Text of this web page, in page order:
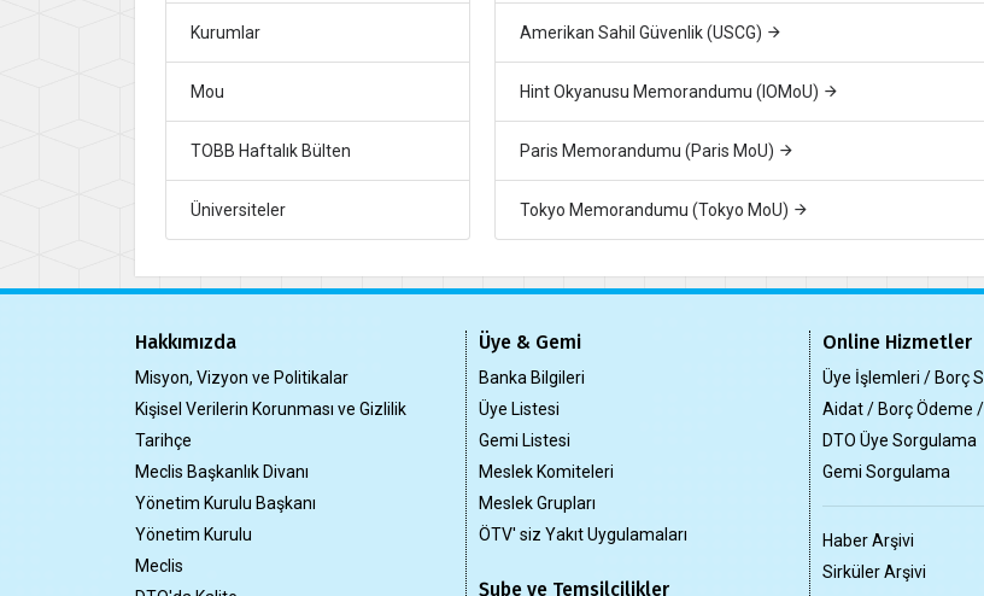
Kurumlar
Mou
TOBB Haftalık Bülten
Üniversiteler
Amerikan Sahil Güvenlik (USCG)
Hint Okyanusu Memorandumu (IOMoU)
Paris Memorandumu (Paris MoU)
Tokyo Memorandumu (Tokyo MoU)
Hakkımızda
Misyon, Vizyon ve Politikalar
Kişisel Verilerin Korunması ve Gizlilik
Tarihçe
Meclis Başkanlık Divanı
Yönetim Kurulu Başkanı
Yönetim Kurulu
Meclis
Üye & Gemi
Banka Bilgileri
Üye Listesi
Gemi Listesi
Meslek Komiteleri
Meslek Grupları
ÖTV' siz Yakıt Uygulamaları
Şube ve Temsilcilikler
Online Hizmetler
Üye İşlemleri / Borç
Aidat / Borç Ödeme
DTO Üye Sorgulama
Gemi Sorgulama
Haber Arşivi
Sirküler Arşivi